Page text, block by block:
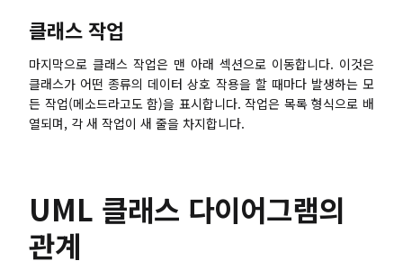
탐구
템플릿
다운로드
가이드
블로그
기업
기업 버전
클래스 작업
마지막으로 클래스 작업은 맨 아래 섹션으로 이동합니다. 이것은
클래스가 어떤 종류의 데이터 상호 작용을 할 때마다 발생하는 모
든 작업(메소드라고도 함)을 표시합니다. 작업은 목록 형식으로 배
열되며, 각 새 작업이 새 줄을 차지합니다.
UML 클래스 다이어그램의
관계